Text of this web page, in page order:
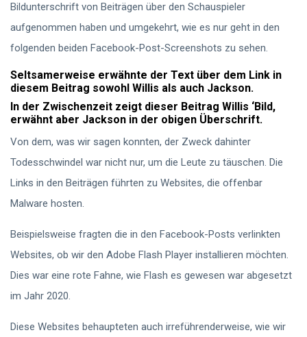
Bildunterschrift von Beiträgen über den Schauspieler
aufgenommen haben und umgekehrt, wie es nur geht in den
folgenden beiden Facebook-Post-Screenshots zu sehen.
Seltsamerweise erwähnte der Text über dem Link in
diesem Beitrag sowohl Willis als auch Jackson.
In der Zwischenzeit zeigt dieser Beitrag Willis ‘Bild,
erwähnt aber Jackson in der obigen Überschrift.
Von dem, was wir sagen konnten, der Zweck dahinter
Todesschwindel war nicht nur, um die Leute zu täuschen. Die
Links in den Beiträgen führten zu Websites, die offenbar
Malware hosten.
Beispielsweise fragten die in den Facebook-Posts verlinkten
Websites, ob wir den Adobe Flash Player installieren möchten.
Dies war eine rote Fahne, wie Flash es gewesen war abgesetzt
im Jahr 2020.
Diese Websites behaupteten auch irreführenderweise, wie wir